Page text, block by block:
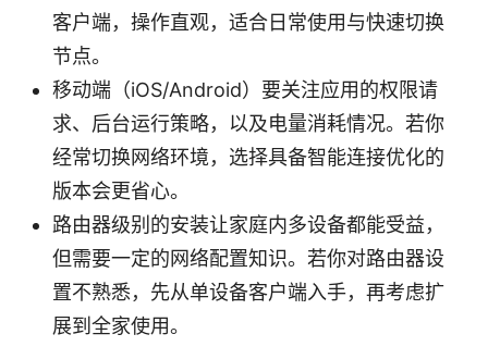
客户端，操作直观，适合日常使用与快速切换
节点。
移动端（iOS/Android）要关注应用的权限请
求、后台运行策略，以及电量消耗情况。若你
经常切换网络环境，选择具备智能连接优化的
版本会更省心。
路由器级别的安装让家庭内多设备都能受益，
但需要一定的网络配置知识。若你对路由器设
置不熟悉，先从单设备客户端入手，再考虑扩
展到全家使用。